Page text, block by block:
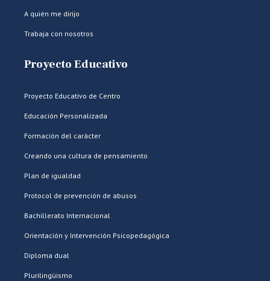
A quién me dirijo
Trabaja con nosotros
Proyecto Educativo
Proyecto Educativo de Centro
Educación Personalizada
Formación del carácter
Creando una cultura de pensamiento
Plan de igualdad
Protocol de prevención de abusos
Bachillerato Internacional
Orientación y Intervención Psicopedagógica
Diploma dual
Plurilingüismo